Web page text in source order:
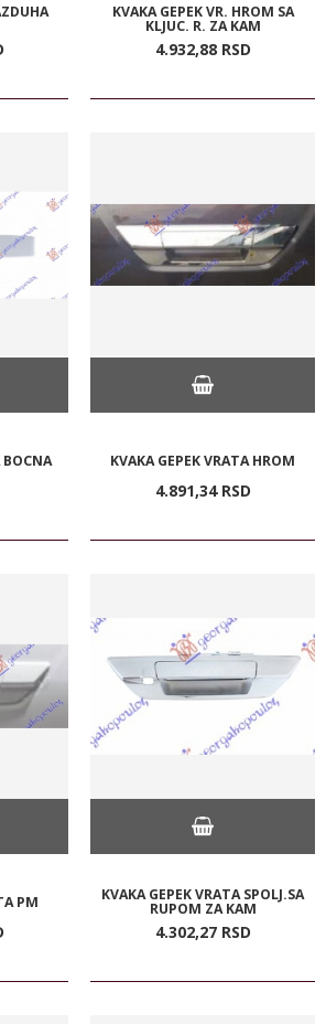
KVAKA GEPEK VR. HROM SA
KLJUC. R. ZA KAM
4.932,88 RSD
BOCNA KVAKA GEPEK VRATA HROM
4.891,34 RSD
PM KVAKA GEPEK VRATA SPOLJ.SA
RUPOM ZA KAM
4.302,27 RSD